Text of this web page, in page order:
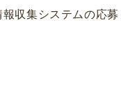
収集システムの応